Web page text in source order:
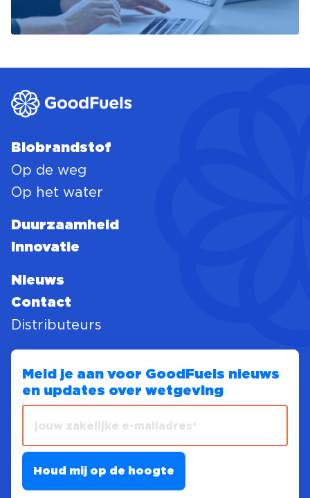
Biobrandstof
Op de weg
Op het water
Duurzaamheid
Innovatie
Nieuws
Contact
Distributeurs
Meld je aan voor GoodFuels nieuws
en updates over wetgeving